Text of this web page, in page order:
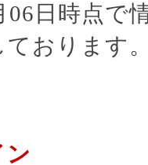
06日時点で
ております
ン